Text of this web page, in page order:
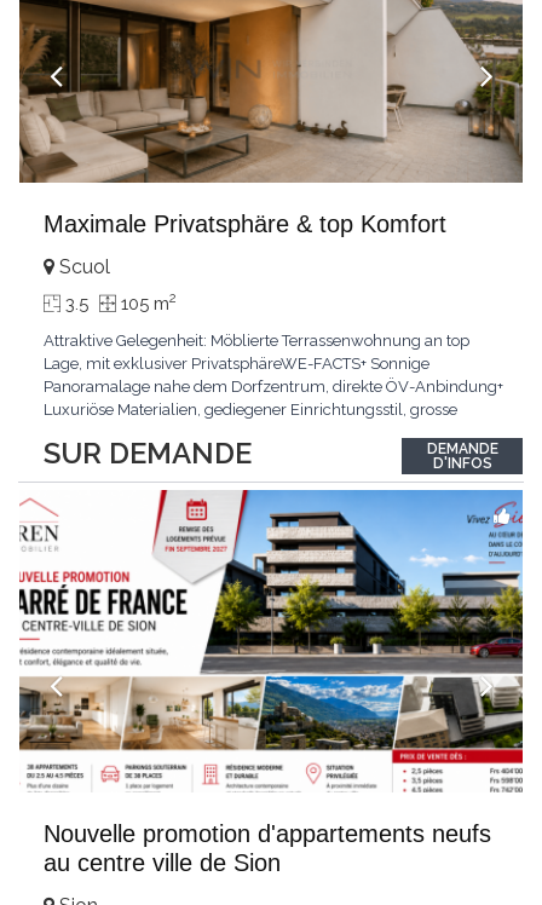
Maximale Privatsphäre & top Komfort
SUR DEMANDE
Scuol
3.5 105 m2
Attraktive Gelegenheit: Möblierte Terrassenwohnung an top
Lage, mit exklusiver PrivatsphäreWE-FACTS+ Sonnige
Panoramalage nahe dem Dorfzentrum, direkte ÖV-Anbindung+
Luxuriöse Materialien, gediegener Einrichtungsstil, grosse
gemeinschaftliche WaschküchePasst für:Geniesser von
Weitblick und gehobenem WohnkomfortDie Wohnung wird
hochwertig
DEMANDE
D'INFOS
Nouvelle promotion d'appartements neufs
au centre ville de Sion